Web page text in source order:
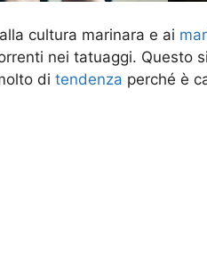
cultura marinara e ai
nei tatuaggi. Questo
di tendenza perché è